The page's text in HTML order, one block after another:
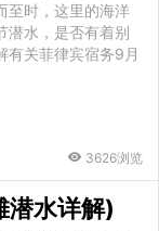
至时，这里的海洋
潜水，是否有着别
有关菲律宾宿务9月
3626浏览
潜水详解)